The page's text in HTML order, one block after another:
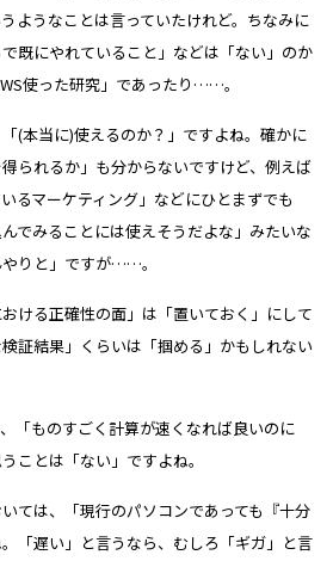
ようなことは言っていたけれど。ちなみに
で既にやれていること」などは「ない」のか
使った研究」であったり……。
(本当に)使えるのか？」ですよね。確かに
得られるか」も分からないですけど、例えば
いるマーケティング」などにひとまずでも
んでみることには使えそうだよな」みたいな
りと」ですが……。
ける正確性の面」は「置いておく」にして
証結果」くらいは「掴める」かもしれない
「ものすごく計算が速くなれば良いのに
ことは「ない」ですよね。
ては、「現行のパソコンであっても『十分
「遅い」と言うなら、むしろ「ギガ」と言